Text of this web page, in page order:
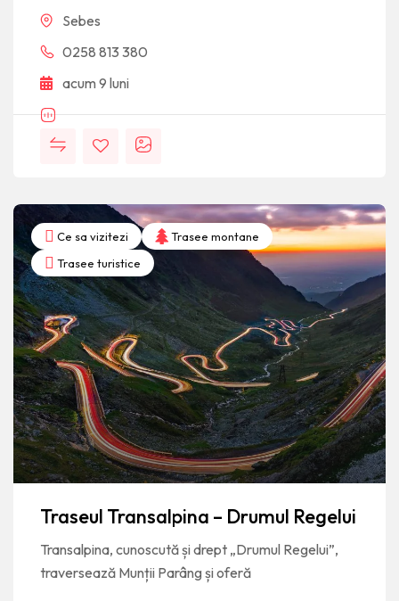
Sebes
0258 813 380
acum 9 luni
Ce sa vizitezi
Trasee montane
Trasee turistice
Traseul Transalpina – Drumul Regelui
Transalpina, cunoscută și drept „Drumul Regelui”,
traversează Munții Parâng și oferă